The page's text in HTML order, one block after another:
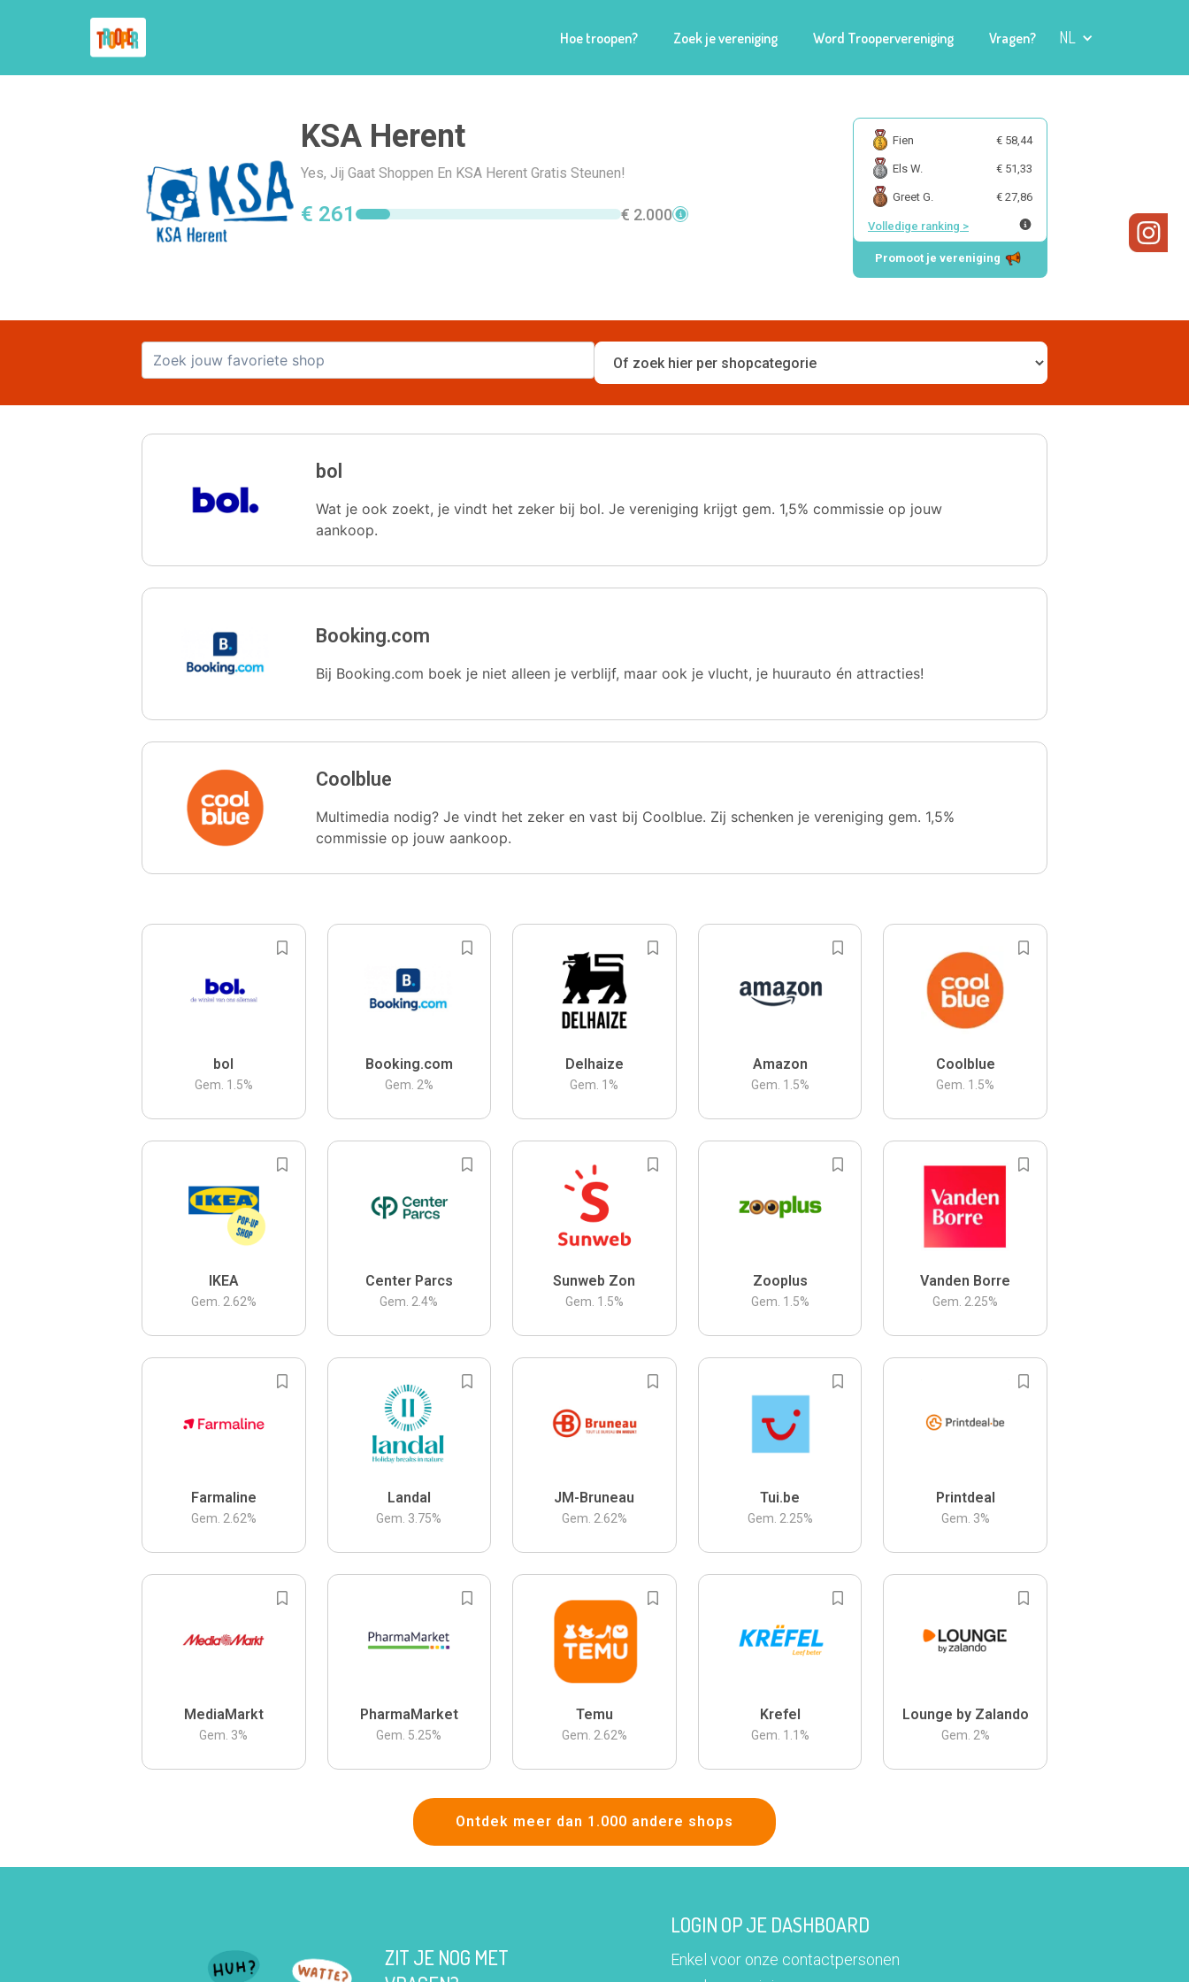
Hoe troopen? Zoek je vereniging Word Troopervereniging Vragen? NL
KSA Herent
Yes, Jij Gaat Shoppen En KSA Herent Gratis Steunen!
€ 261 € 2.000
Fien € 58,44
Els W. € 51,33
Greet G. € 27,86
Volledige ranking >
Promoot je vereniging
bol
Wat je ook zoekt, je vindt het zeker bij bol. Je vereniging krijgt gem. 1,5% commissie op jouw
aankoop.
Booking.com
Bij Booking.com boek je niet alleen je verblijf, maar ook je vlucht, je huurauto én attracties!
Coolblue
Multimedia nodig? Je vindt het zeker en vast bij Coolblue. Zij schenken je vereniging gem. 1,5%
commissie op jouw aankoop.
bol
Gem. 1.5%
Booking.com
Gem. 2%
Delhaize
Gem. 1 %
Amazon
Gem. 1.5%
Coolblue
Gem. 1.5%
IKEA
Gem. 2.62%
Center Parcs
Gem. 2.4%
Sunweb Zon
Gem. 1.5%
Zooplus
Gem. 1.5%
Vanden Borre
Gem. 2.25%
Farmaline
Gem. 2.62%
Landal
Gem. 3.75%
JM-Bruneau
Gem. 2.62%
Tui.be
Gem. 2.25%
Printdeal
Gem. 3%
MediaMarkt
Gem. 3%
PharmaMarket
Gem. 5.25%
Temu
Gem. 2.62%
Krefel
Gem. 1.1 %
Lounge by Zalando
Gem. 2%
Ontdek meer dan 1.000 andere shops
ZIT JE NOG MET
LOGIN OP JE DASHBOARD
Enkel voor onze contactpersonen